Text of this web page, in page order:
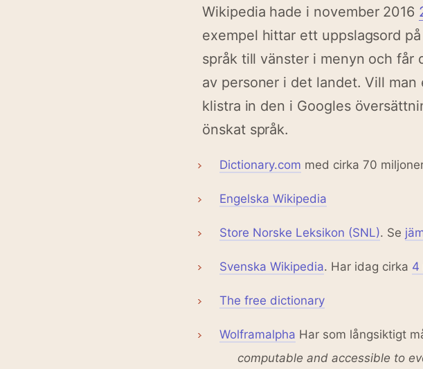
Wikipedia hade i november 2016
exempel hittar ett uppslagsord
språk till vänster i menyn och
av personer i det landet. Vill
klistra in den i Googles
önskat språk.
Dictionary.com med cirka 70
Engelska Wikipedia
Store Norske Leksikon (SNL). Se
Svenska Wikipedia. Har idag cirka 4
The free dictionary
Wolframalpha Har som långsiktigt
computable and accessible to